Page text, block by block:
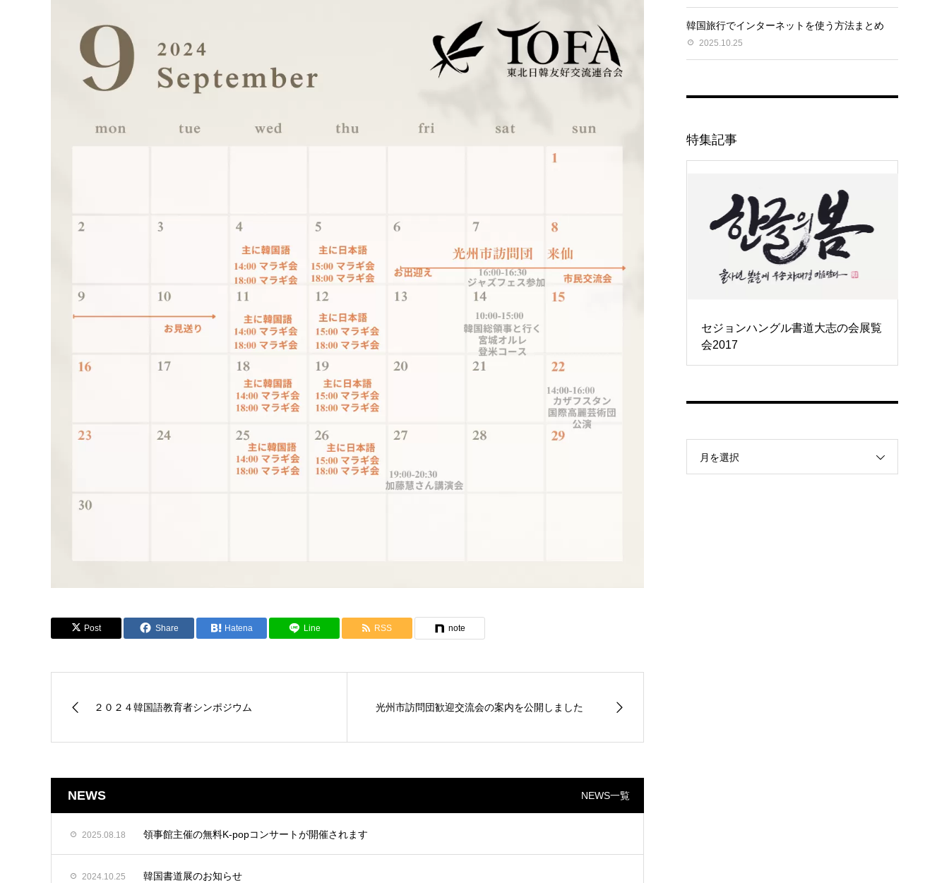
Post Share Hatena Line RSS note
２０２４韓国語教育者シンポジウム 光州市訪問団歓迎交流会の案内を公開しました
NEWS NEWS一覧
2025.08.18 領事館主催の無料K-popコンサートが開催されます
2024.10.25 韓国書道展のお知らせ
韓国旅行でインターネットを使う方法まとめ
2025.10.25
特集記事
セジョンハングル書道大志の会展覧
会2017
月を選択